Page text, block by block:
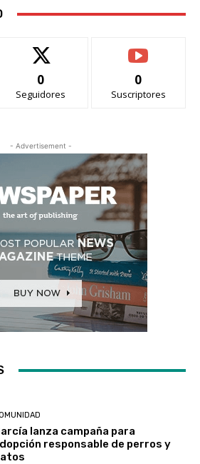
0
Seguidores
0
Suscriptores
- Advertisement -
lanza campaña para
responsable de perros y